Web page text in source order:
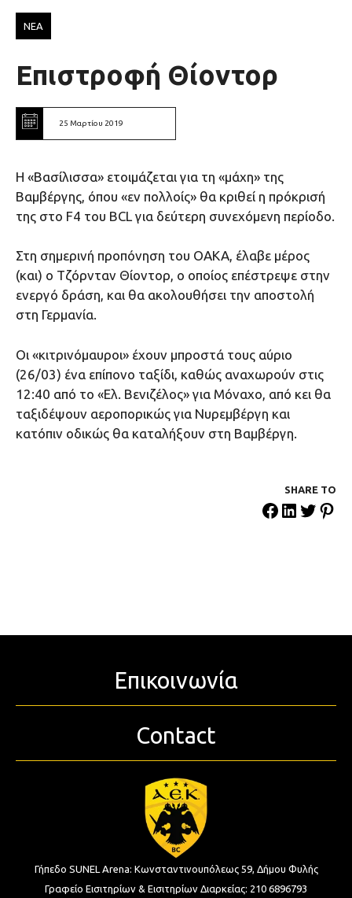
ΝΕΑ
Επιστροφή Θίοντορ
25 Μαρτίου 2019
Η «Βασίλισσα» ετοιμάζεται για τη «μάχη» της
Βαμβέργης, όπου «εν πολλοίς» θα κριθεί η πρόκρισή
της στο F4 του BCL για δεύτερη συνεχόμενη περίοδο.
Στη σημερινή προπόνηση του ΟΑΚΑ, έλαβε μέρος
(και) ο Τζόρνταν Θίοντορ, ο οποίος επέστρεψε στην
ενεργό δράση, και θα ακολουθήσει την αποστολή
στη Γερμανία.
Οι «κιτρινόμαυροι» έχουν μπροστά τους αύριο
(26/03) ένα επίπονο ταξίδι, καθώς αναχωρούν στις
12:40 από το «Ελ. Βενιζέλος» για Μόναχο, από κει θα
ταξιδέψουν αεροπορικώς για Νυρεμβέργη και
κατόπιν οδικώς θα καταλήξουν στη Βαμβέργη.
SHARE ΤΟ
Επικοινωνία
Contact
Γήπεδο SUNEL Arena: Κωνσταντινουπόλεως 59, Δήμου Φυλής
Γραφείο Εισιτηρίων & Εισιτηρίων Διαρκείας: 210 6896793